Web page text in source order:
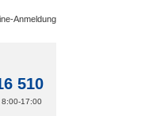
Anmeldung
510
8:00-17:00